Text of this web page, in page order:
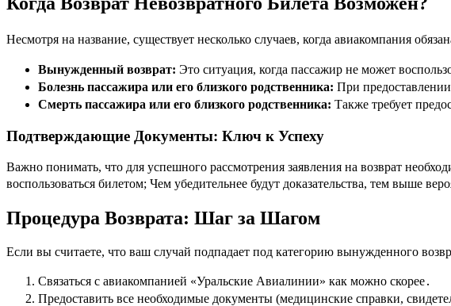
Несмотря на название, существует несколько случаев, когда авиакомпания
Вынужденный возврат: Это ситуация, когда пассажир не может
Болезнь пассажира или его близкого родственника: При
Смерть пассажира или его близкого родственника: Также требует
Подтверждающие Документы: Ключ к Успеху
Важно понимать, что для успешного рассмотрения заявления на возврат
воспользоваться билетом; Чем убедительнее будут доказательства, тем выше
Процедура Возврата: Шаг за Шагом
Если вы считаете, что ваш случай подпадает под категорию вынужденного
Связаться с авиакомпанией «Уральские Авиалинии» как можно скорее․
Предоставить все необходимые документы (медицинские справки,